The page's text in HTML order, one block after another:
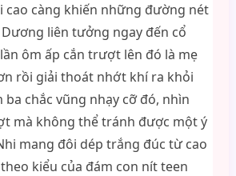
cao càng khiến những đường nét
liên tưởng ngay đến cổ
ôm ấp cắn trượt lên đó là mẹ
rồi giải thoát nhớt khí ra khỏi
ba chắc vũng nhạy cỡ đó, nhìn
mà không thể tránh được một ý
mang đôi dép trắng đúc từ cao
kiểu của đám con nít teen